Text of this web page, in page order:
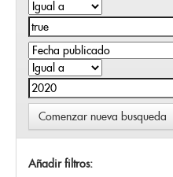
Comenzar nueva busqueda
Añadir filtros: